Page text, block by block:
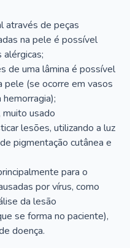
através de peças
na pele é possível
de uma lâmina é possível
(se ocorre em vasos
usado
lesões, utilizando a luz
pigmentação cutânea e
para o
por vírus, como
da lesão
se forma no paciente),
doença.